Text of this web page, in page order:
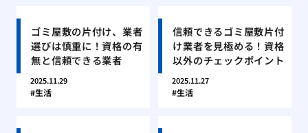
ゴミ屋敷の片付け、業者
選びは慎重に！資格の有
無と信頼できる業者
2025.11.29
生活
信頼できるゴミ屋敷片付
け業者を見極める！資格
以外のチェックポイント
2025.11.27
生活